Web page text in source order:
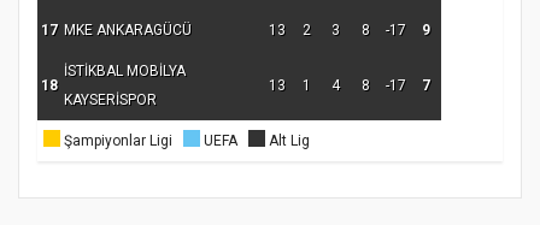
17 MKE ANKARAGÜCÜ 13 2 3 8 -17 9
18
İSTİKBAL MOBİLYA
KAYSERİSPOR
13 1 4 8 -17 7
Şampiyonlar Ligi UEFA Alt Lig